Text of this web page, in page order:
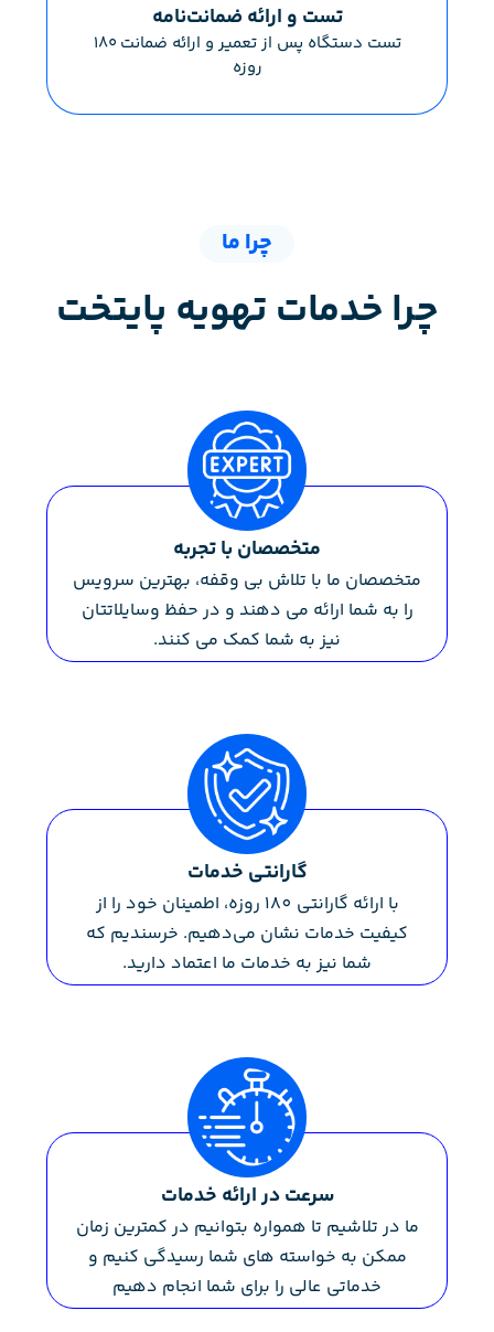
تست و ارائه ضمانت‌نامه
تست دستگاه پس از تعمیر و ارائه ضمانت ۱۸۰
روزه
چرا ما
چرا خدمات تهویه پایتخت
متخصصان با تجربه
متخصصان ما با تلاش بی وقفه، بهترین سرویس
را به شما ارائه می دهند و در حفظ وسایلاتتان
نیز به شما کمک می کنند.
گارانتی خدمات
با ارائه گارانتی 180 روزه، اطمینان خود را از
کیفیت خدمات نشان می‌دهیم. خرسندیم که
شما نیز به خدمات ما اعتماد دارید.
سرعت در ارائه خدمات
ما در تلاشیم تا همواره بتوانیم در کمترین زمان
ممکن به خواسته های شما رسیدگی کنیم و
خدماتی عالی را برای شما انجام دهیم